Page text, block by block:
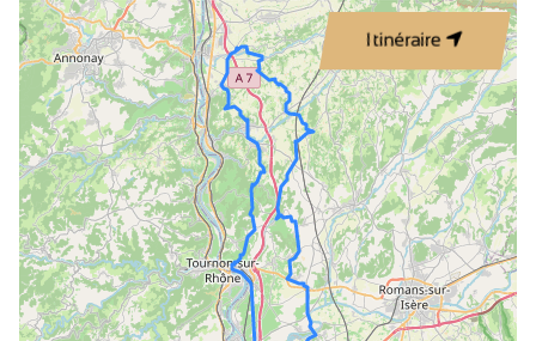
Itinéraire